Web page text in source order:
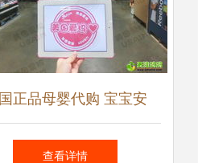
正品母婴代购 宝宝安
，妈妈放心的品质保障
查看详情